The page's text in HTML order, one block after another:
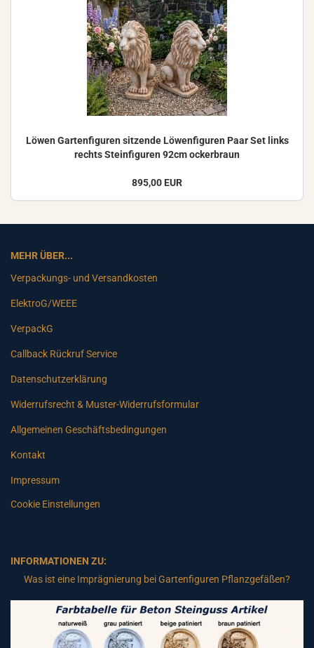
Löwen Gar­ten­fi­gu­ren sit­zen­de Lö­wen­fi­gu­ren Paar Set links
rechts Stein­fi­gu­ren 92cm ocker­braun
895,00 EUR
MEHR ÜBER...
Verpackungs- und Versandkosten
ElektroG/WEEE
VerpackG
Callback Rückruf Service
Datenschutzerklärung
Widerrufsrecht & Muster-Widerrufsformular
Allgemeinen Geschäftsbedingungen
Kontakt
Impressum
Cookie Einstellungen
INFORMATIONEN ZU:
Was ist eine Imprägnierung bei Gartenfiguren Pflanzgefäßen?